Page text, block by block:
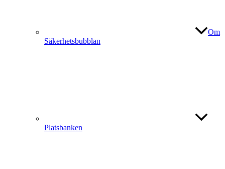
Om
Säkerhetsbubblan
Platsbanken